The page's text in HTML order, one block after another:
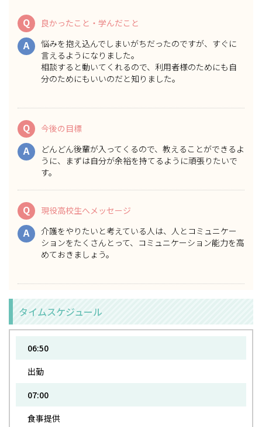
Q 良かったこと・学んだこと
A
悩みを抱え込んでしまいがちだったのですが、すぐに
言えるようになりました。
相談すると動いてくれるので、利用者様のためにも自
分のためにもいいのだと知りました。
Q 今後の目標
A
どんどん後輩が入ってくるので、教えることができるよ
うに、まずは自分が余裕を持てるように頑張りたいで
す。
Q 現役高校生へメッセージ
A
介護をやりたいと考えている人は、人とコミュニケー
ションをたくさんとって、コミュニケーション能力を高
めておきましょう。
タイムスケジュール
06:50
出勤
07:00
食事提供